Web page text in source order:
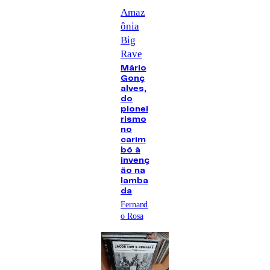
Amaz
ônia
Big
Rave
Mário
Gonç
alves,
do
pionei
rismo
no
carim
bó à
invenç
ão na
lamba
da
Fernand
o Rosa